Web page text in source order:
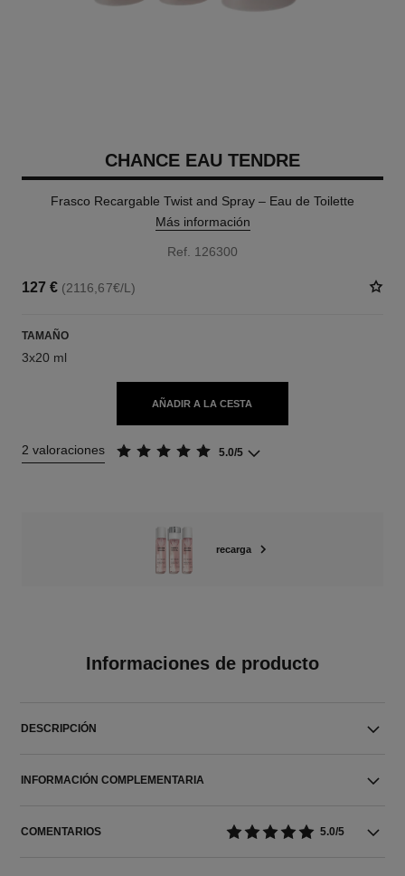
CHANCE EAU TENDRE
Frasco Recargable Twist and Spray – Eau de Toilette
Más información
Ref. 126300
127 € (2116,67€/L)
TAMAÑO
3x20 ml
AÑADIR A LA CESTA
2 valoraciones 5.0/5
recarga
Informaciones de producto
DESCRIPCIÓN
INFORMACIÓN COMPLEMENTARIA
COMENTARIOS 5.0/5